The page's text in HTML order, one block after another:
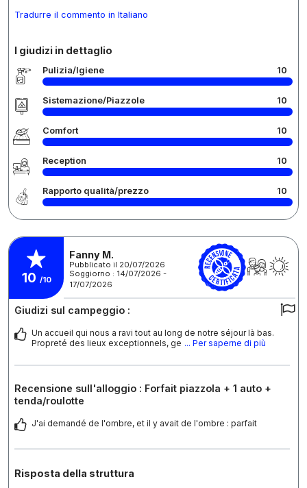
Tradurre il commento in Italiano
I giudizi in dettaglio
Pulizia/Igiene 10
Sistemazione/Piazzole 10
Comfort 10
Reception 10
Rapporto qualità/prezzo 10
10 /10
Fanny M.
Pubblicato il 20/07/2026
Soggiorno : 14/07/2026 -
17/07/2026
Giudizi sul campeggio :
Un accueil qui nous a ravi tout au long de notre séjour là bas.
Propreté des lieux exceptionnels, ge ... Per saperne di più
Recensione sull'alloggio : Forfait piazzola + 1 auto +
tenda/roulotte
J'ai demandé de l'ombre, et il y avait de l'ombre : parfait
Risposta della struttura